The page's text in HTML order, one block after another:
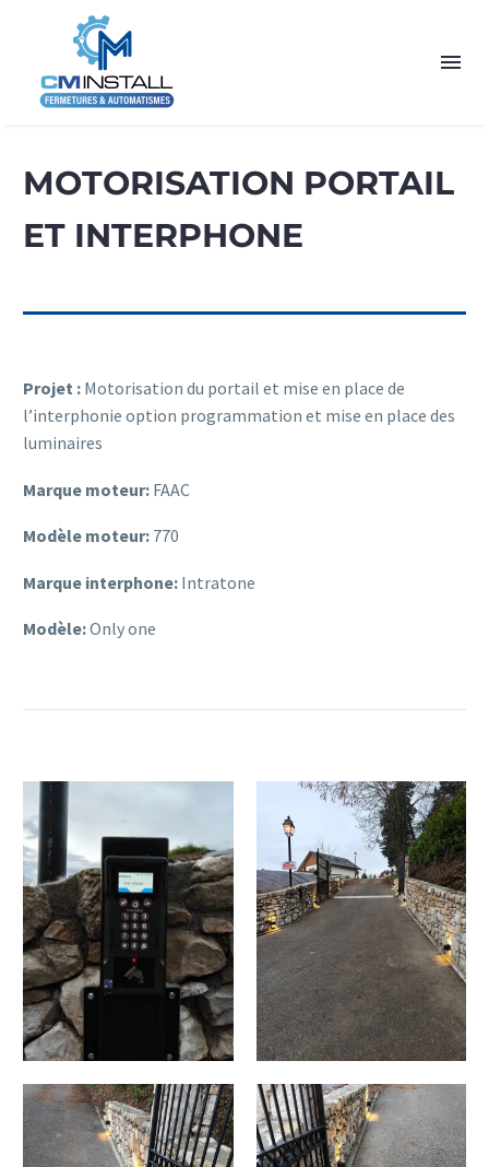
MOTORISATION PORTAIL
ET INTERPHONE
Projet : Motorisation du portail et mise en place de
l’interphonie option programmation et mise en place des
luminaires
Marque moteur: FAAC
Modèle moteur: 770
Marque interphone: Intratone
Modèle:Only one